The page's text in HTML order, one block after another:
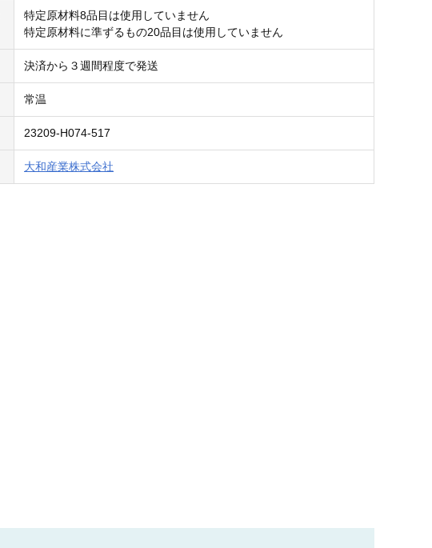
特定原材料8品目は使用していません
特定原材料に準ずるもの20品目は使用していません
決済から３週間程度で発送
常温
23209-H074-517
大和産業株式会社